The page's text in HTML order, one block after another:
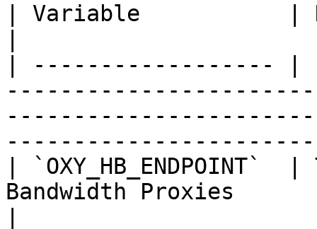
| Variable           |
| ------------------ |
| `OXY_HB_ENDPOINT`
Bandwidth Proxies